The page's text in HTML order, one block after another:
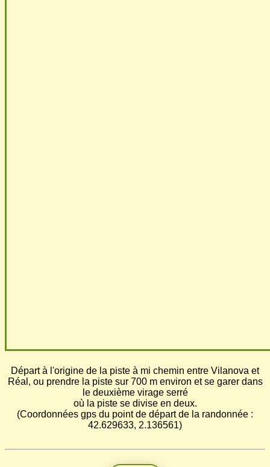
Départ à l'origine de la piste à mi chemin entre Vilanova et
Réal, ou prendre la piste sur 700 m environ et se garer dans
le deuxième virage serré
où la piste se divise en deux.
(Coordonnées gps du point de départ de la randonnée :
42.629633, 2.136561)